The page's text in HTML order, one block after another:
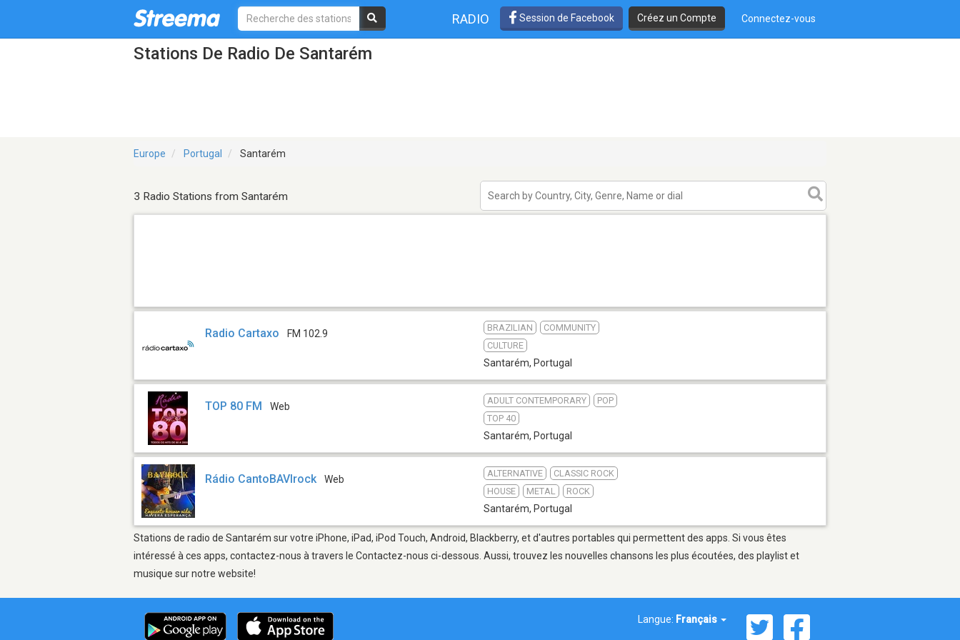
RADIO Session de Facebook Créez un Compte Connectez-vous
Stations De Radio De Santarém
Europe Portugal Santarém
3 Radio Stations from Santarém
Radio Cartaxo FM 102.9
BRAZILIAN
COMMUNITY
CULTURE
Santarém, Portugal
TOP 80 FM Web
ADULT CONTEMPORARY
POP
TOP 40
Santarém, Portugal
Rádio CantoBAVIrock Web
ALTERNATIVE
CLASSIC ROCK
HOUSE
METAL ROCK
Santarém, Portugal
Stations de radio de Santarém sur votre iPhone, iPad, iPod Touch, Android, Blackberry, et d'autres portables qui permettent des apps. Si vous êtes
intéressé à ces apps, contactez-nous à travers le Contactez-nous ci-dessous. Aussi, trouvez les nouvelles chansons les plus écoutées, des playlist et
musique sur notre website!
Langue: Français